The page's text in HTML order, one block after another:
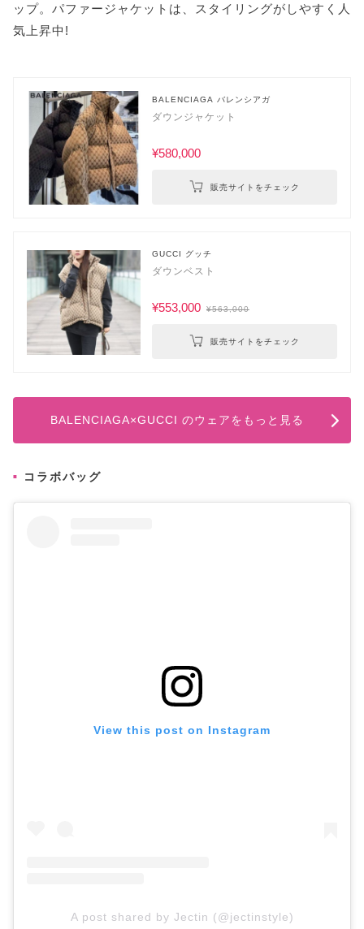
ップ。パファージャケットは、スタイリングがしやすく人
気上昇中!
BALENCIAGA バレンシアガ
ダウンジャケット
¥580,000
販売サイトをチェック
GUCCI グッチ
ダウンベスト
¥553,000 ¥563,000
販売サイトをチェック
BALENCIAGA×GUCCI のウェアをもっと見る
コラボバッグ
View this post on Instagram
A post shared by Jectin (@jectinstyle)